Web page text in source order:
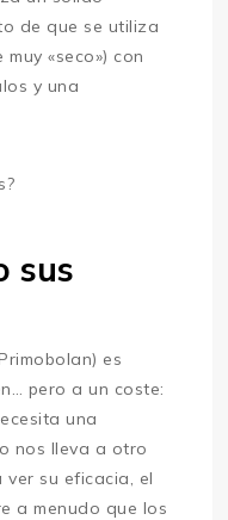
de que se utiliza
«seco») con
y una
sus
es
pero a un coste:
una
nos lleva a otro
su eficacia, el
a menudo que los